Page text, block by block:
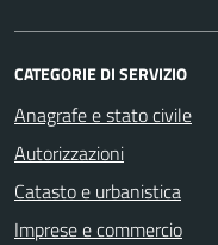
CATEGORIE DI SERVIZIO
Anagrafe e stato civile
Autorizzazioni
Catasto e urbanistica
Imprese e commercio